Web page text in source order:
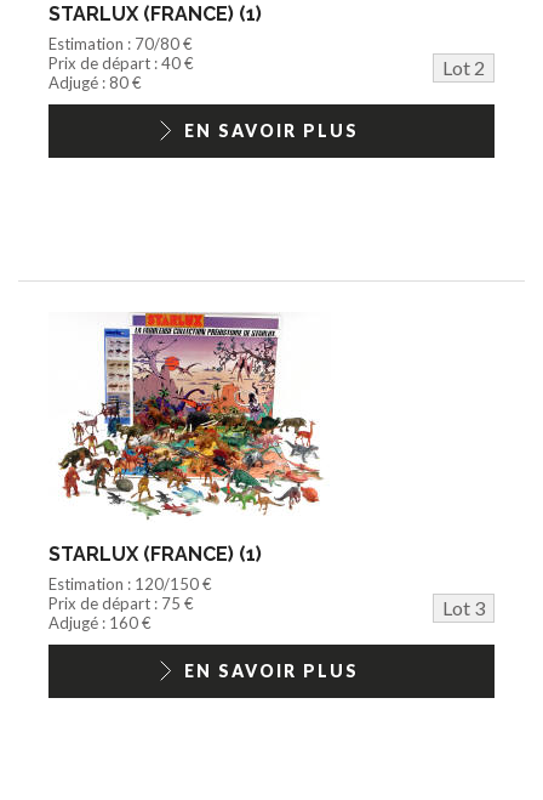
STARLUX (FRANCE) (1)
Estimation : 70/80 €
Prix de départ : 40 €
Lot 2
Adjugé : 80 €
EN SAVOIR PLUS
STARLUX (FRANCE) (1)
Estimation : 120/150 €
Prix de départ : 75 €
Lot 3
Adjugé : 160 €
EN SAVOIR PLUS